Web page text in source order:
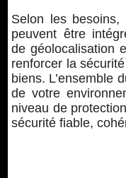
Selon les besoins,
peuvent être
de géolocalisation
renforcer la
biens. L’ensemble
de votre
niveau de
sécurité fiable,